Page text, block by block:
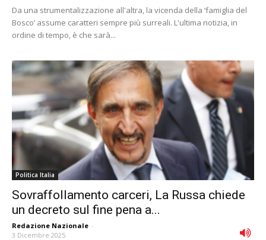
Da una strumentalizzazione all'altra, la vicenda della ‘famiglia del
Bosco’ assume caratteri sempre più surreali. L'ultima notizia, in
ordine di tempo, è che sarà...
Politica Italia
Sovraffollamento carceri, La Russa chiede
un decreto sul fine pena a...
Redazione Nazionale -
3 Dicembre 2025